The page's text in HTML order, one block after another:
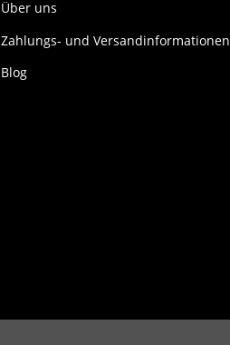
Über uns
Zahlungs- und Versandinformationen
Blog